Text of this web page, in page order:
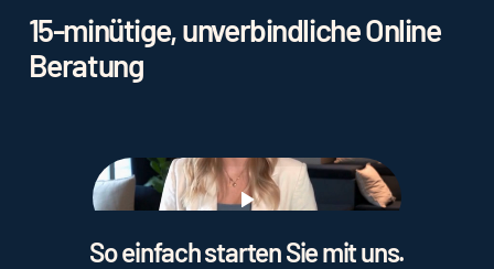
automatisierte Anzeigen basierend auf den
Inhalten Ihrer Website.
15-minütige, unverbindliche Online
Beratung
Play
So einfach starten Sie mit uns.